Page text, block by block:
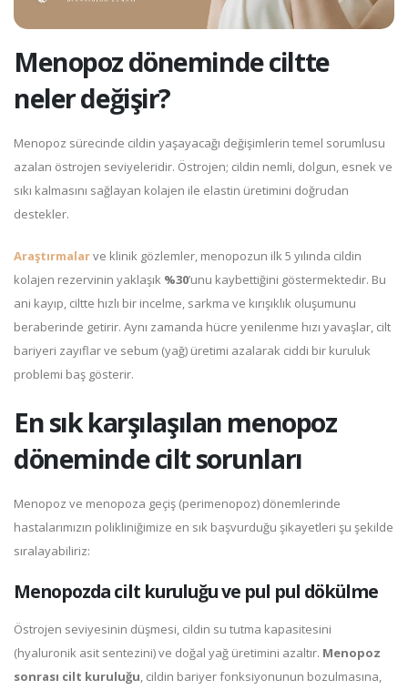
Menopoz döneminde ciltte
neler değişir?
Menopoz sürecinde cildin yaşayacağı değişimlerin temel sorumlusu
azalan östrojen seviyeleridir. Östrojen; cildin nemli, dolgun, esnek ve
sıkı kalmasını sağlayan kolajen ile elastin üretimini doğrudan
destekler.
Araştırmalarve klinik gözlemler, menopozun ilk 5 yılında cildin
kolajen rezervinin yaklaşık %30’unu kaybettiğini göstermektedir. Bu
ani kayıp, ciltte hızlı bir incelme, sarkma ve kırışıklık oluşumunu
beraberinde getirir. Aynı zamanda hücre yenilenme hızı yavaşlar, cilt
bariyeri zayıflar ve sebum (yağ) üretimi azalarak ciddi bir kuruluk
problemi baş gösterir.
En sık karşılaşılan menopoz
döneminde cilt sorunları
Menopoz ve menopoza geçiş (perimenopoz) dönemlerinde
hastalarımızın polikliniğimize en sık başvurduğu şikayetleri şu şekilde
sıralayabiliriz:
Menopozda cilt kuruluğu ve pul pul dökülme
Östrojen seviyesinin düşmesi, cildin su tutma kapasitesini
(hyaluronik asit sentezini) ve doğal yağ üretimini azaltır. Menopoz
sonrası cilt kuruluğu, cildin bariyer fonksiyonunun bozulmasına,